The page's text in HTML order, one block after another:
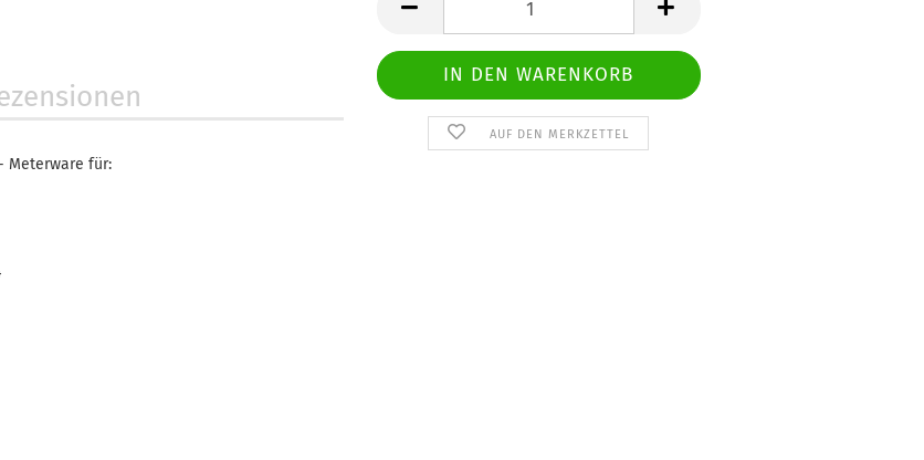
AUF DEN MERKZETTEL
Meterware für: